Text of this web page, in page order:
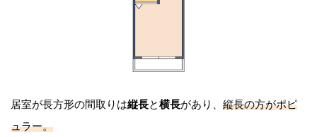
居室が長方形の間取りは縦長と横長があり、 縦長の方がポピ
ュラー。